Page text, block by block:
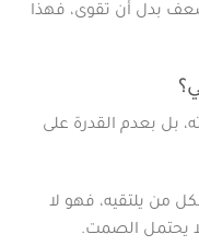
بدل أن تقوى، فهذا
بل بعدم القدرة على
من يلتقيه، فهو لا
يحتمل الصمت.